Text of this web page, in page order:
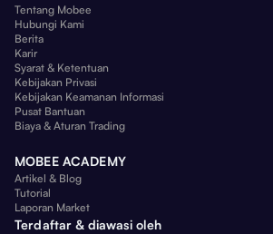
Tentang Mobee
Hubungi Kami
Berita
Karir
Syarat & Ketentuan
Kebijakan Privasi
Kebijakan Keamanan Informasi
Pusat Bantuan
Biaya & Aturan Trading
MOBEE ACADEMY
Artikel & Blog
Tutorial
Laporan Market
Terdaftar & diawasi oleh